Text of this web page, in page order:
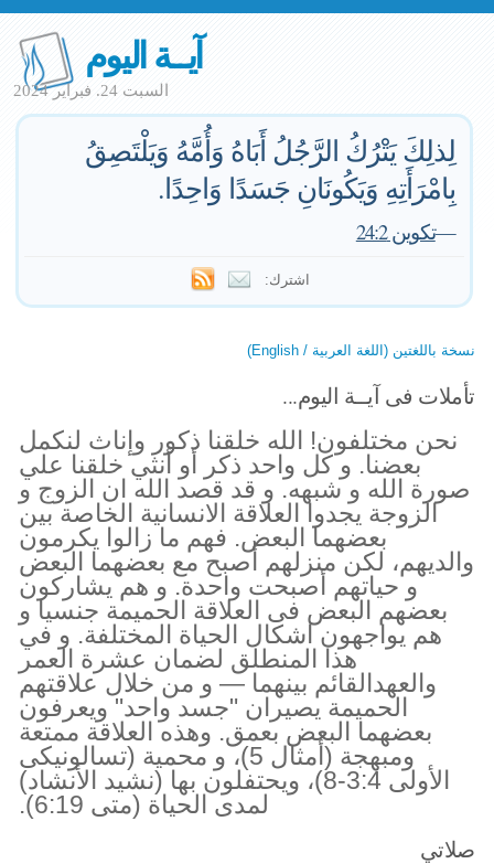
آيــة اليوم
السبت 24. فبراير 2024
لِذلِكَ يَتْرُكُ الرَّجُلُ أَبَاهُ وَأُمَّهُ وَيَلْتَصِقُ
بِامْرَأَتِهِ وَيَكُونَانِ جَسَدًا وَاحِدًا.
—تكوين 24:2
اشترك:
نسخة باللغتين (اللغة العربية / English)
تأملات فى آيــة اليوم...
نحن مختلفون! الله خلقنا ذكور وإناث لنكمل
بعضنا. و كل واحد ذكر أو أنثي خلقنا علي
صورة الله و شبهه. و قد قصد الله ان الزوج و
الزوجة يجدوا العلاقة الانسانية الخاصة بين
بعضهما البعض. فهم ما زالوا يكرمون
والديهم، لكن منزلهم أصبح مع بعضهما البعض
و حياتهم أصبحت واحدة. و هم يشاركون
بعضهم البعض فى العلاقة الحميمة جنسيا و
هم يواجهون اشكال الحياة المختلفة. و في
هذا المنطلق لضمان عشرة العمر
والعهدالقائم بينهما — و من خلال علاقتهم
الحميمة يصيران "جسد واحد" ويعرفون
بعضهما البعض بعمق. وهذه العلاقة ممتعة
ومبهجة (أمثال 5)، و محمية (تسالونيكى
الأولى 3:4-8)، ويحتفلون بها (نشيد الأنشاد)
لمدى الحياة (متى 6:19).
صلاتي